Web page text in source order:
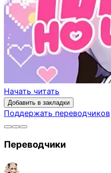
Начать читать
Добавить в закладки
Поддержать переводчиков
Переводчики